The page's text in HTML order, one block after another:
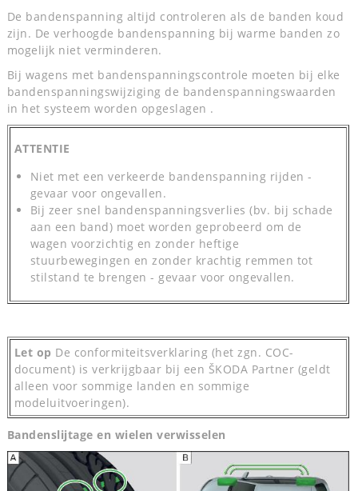
De bandenspanning altijd controleren als de banden koud
zijn. De verhoogde bandenspanning bij warme banden zo
mogelijk niet verminderen.
Bij wagens met bandenspanningscontrole moeten bij elke
bandenspanningswijziging de bandenspanningswaarden
in het systeem worden opgeslagen .
ATTENTIE
Niet met een verkeerde bandenspanning rijden -
gevaar voor ongevallen.
Bij zeer snel bandenspanningsverlies (bv. bij schade
aan een band) moet worden geprobeerd om de
wagen voorzichtig en zonder heftige
stuurbewegingen en zonder krachtig remmen tot
stilstand te brengen - gevaar voor ongevallen.
Let op De conformiteitsverklaring (het zgn. COC-
document) is verkrijgbaar bij een ŠKODA Partner (geldt
alleen voor sommige landen en sommige
modeluitvoeringen).
Bandenslijtage en wielen verwisselen